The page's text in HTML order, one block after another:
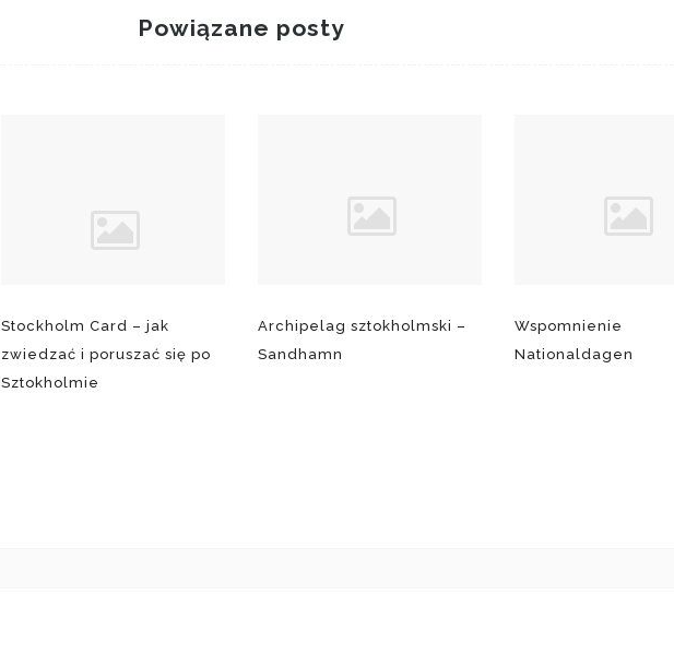
Powiązane posty
Stockholm Card – jak
zwiedzać i poruszać się po
Sztokholmie
Archipelag sztokholmski –
Sandhamn
Wspomnienie
Nationaldagen